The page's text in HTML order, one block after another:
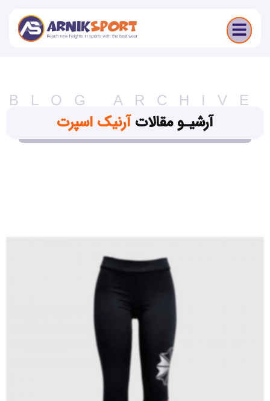
BLOG ARCHIVE
آرشیـو مقالاتآرنیک اسپرت